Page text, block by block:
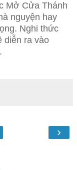
Mở Cửa Thánh
nguyện hay
Nghi thức
diễn ra vào
›